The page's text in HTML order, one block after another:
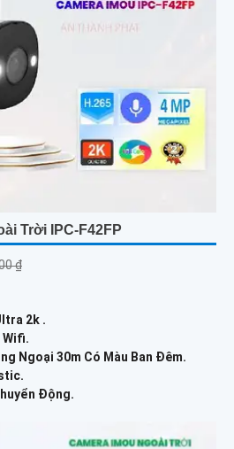
Trời IPC-F42FP
₫
2k .
Wifi.
Ngoại 30m Có Màu Ban Đêm.
Động.